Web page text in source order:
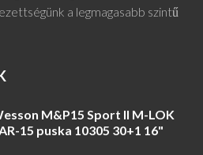
a legmagasabb szintű
M&P15 Sport II M-LOK
15 puska 10305 30+1 16"